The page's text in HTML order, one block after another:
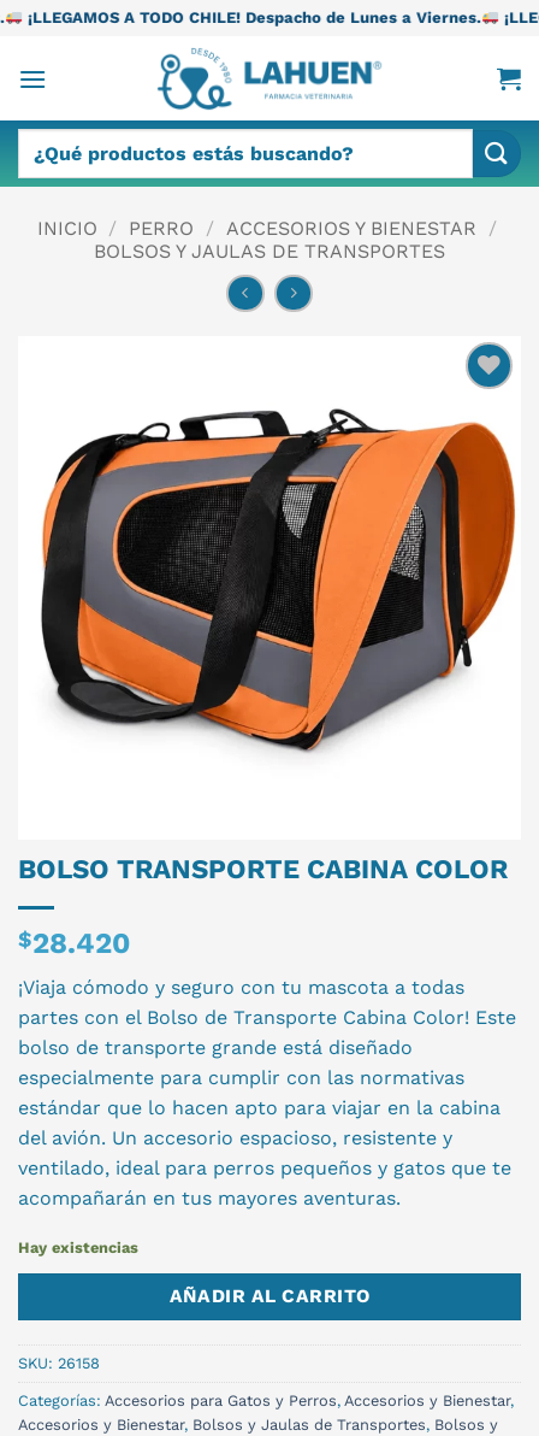
Saltar
contenido
TODO CHILE! Despacho de Lunes a Viernes. ¡LLEGAMOS A
por:
INICIO / PERRO / ACCESORIOS Y BIENESTAR
/
BOLSOS Y JAULAS DE TRANSPORTES
BOLSO TRANSPORTE CABINA COLOR
$28.420
¡Viaja cómodo y seguro con tu mascota a todas
partes con el Bolso de Transporte Cabina Color! Este
bolso de transporte grande está diseñado
especialmente para cumplir con las normativas
estándar que lo hacen apto para viajar en la cabina
del avión. Un accesorio espacioso, resistente y
ventilado, ideal para perros pequeños y gatos que te
acompañarán en tus mayores aventuras.
Hay existencias
AÑADIR AL CARRITO
SKU: 26158
Categorías: Accesorios para Gatos y Perros, Accesorios y Bienestar,
Accesorios y Bienestar, Bolsos y Jaulas de Transportes, Bolsos y